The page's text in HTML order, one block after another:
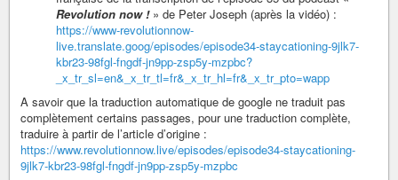
Revolution now !» de Peter Joseph (après la vidéo) :
https://www-revolutionnow-
live.translate.goog/episodes/episode34-staycationing-9jlk7-
kbr23-98fgl-fngdf-jn9pp-zsp5y-mzpbc?
_x_tr_sl=en&_x_tr_tl=fr&_x_tr_hl=fr&_x_tr_pto=wapp
A savoir que la traduction automatique de google ne traduit pas
complètement certains passages, pour une traduction complète,
traduire à partir de l’article d’origine :
https://www.revolutionnow.live/episodes/episode34-staycationing-
9jlk7-kbr23-98fgl-fngdf-jn9pp-zsp5y-mzpbc